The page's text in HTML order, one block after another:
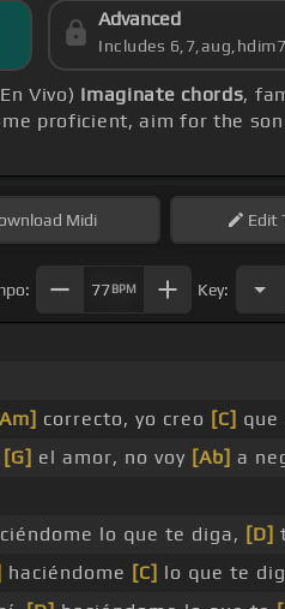
Advanced
Includes
Vivo) Imaginate chords,
proficient, aim for the
Midi Edit
77BPM Key:
correcto, yo creo [C]
[G] el amor, no voy [Ab] a
lo que te diga, [D]
haciéndome [C] lo que te